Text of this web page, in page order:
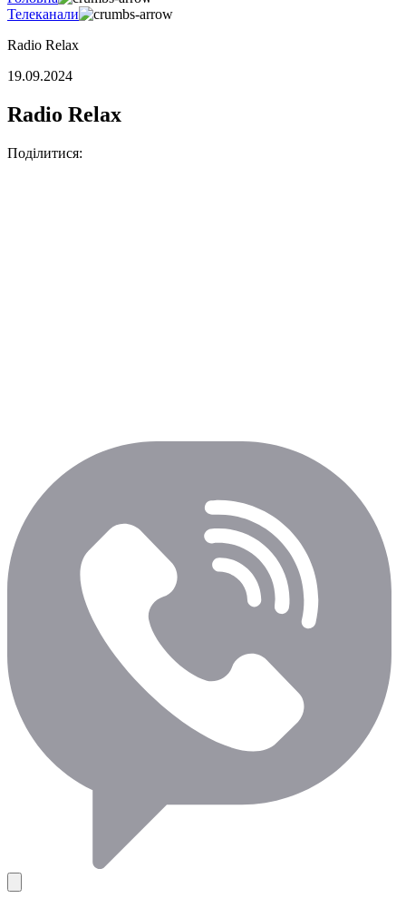
Телеканали
Radio Relax
19.09.2024
Radio Relax
Поділитися: